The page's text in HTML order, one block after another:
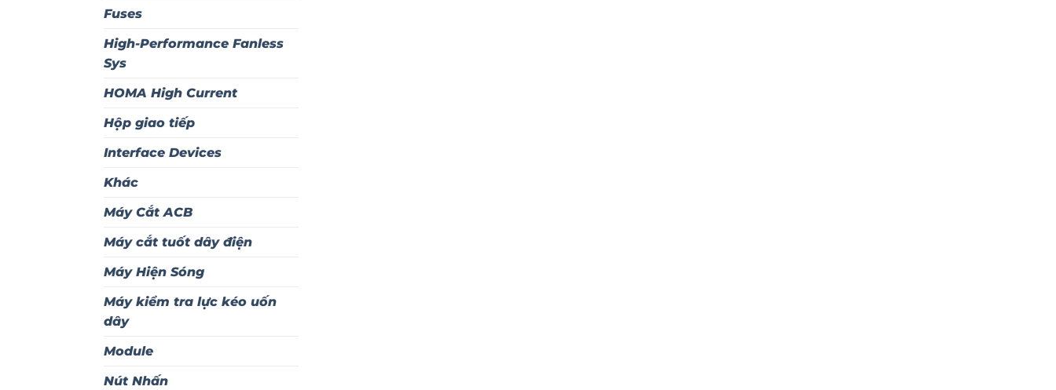
Fuses
High-Performance Fanless
Sys
HOMA High Current
Hộp giao tiếp
Interface Devices
Khác
Máy Cắt ACB
Máy cắt tuốt dây điện
Máy Hiện Sóng
Máy kiểm tra lực kéo uốn
dây
Module
Nút Nhấn